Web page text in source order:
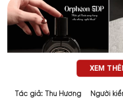
XEM
Tác giả: Thu Hương Người